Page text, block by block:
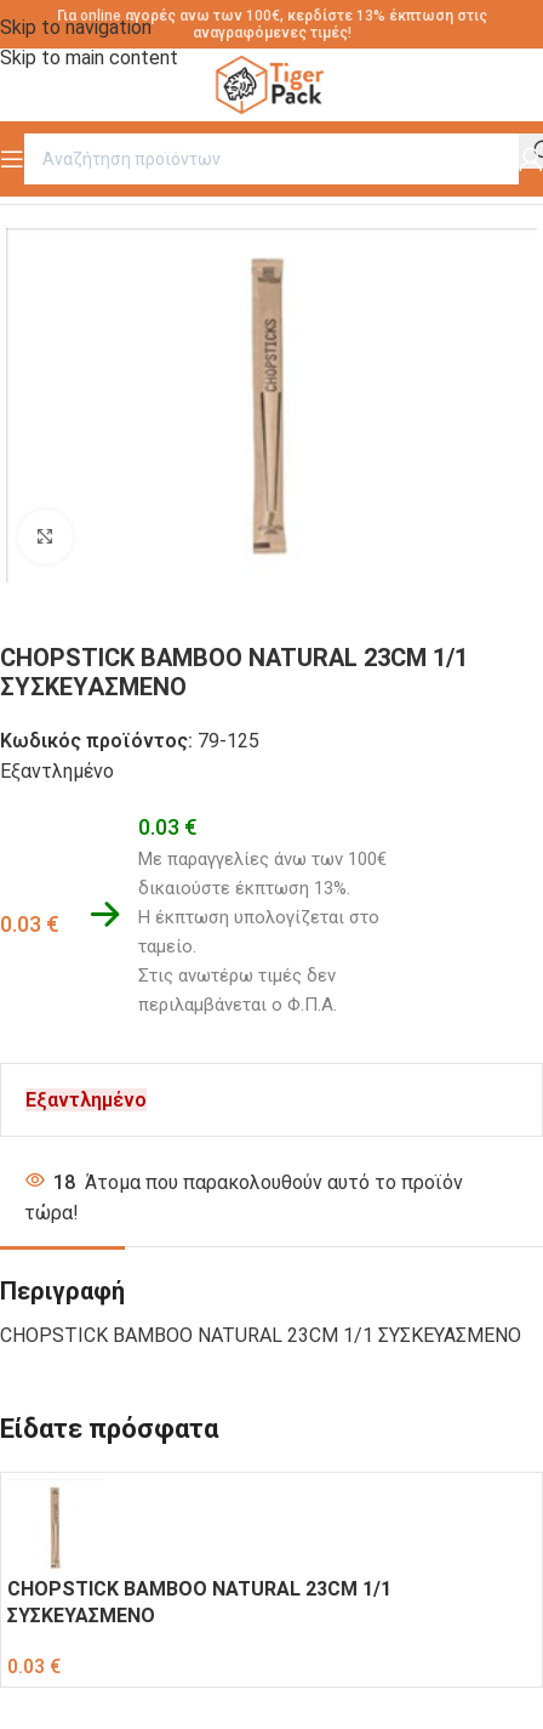
Skip to navigation
Skip to main content
Για online αγορές ανω των 100€, κερδίστε 13% έκπτωση στις
αναγραφόμενες τιμές!
Αρχική σελίδα / CHOPSTICKS
CHOPSTICK BAMBOO NATURAL 23CM 1/1
ΣΥΣΚΕΥΑΣΜΕΝΟ
Κωδικός προϊόντος: 79-125
Εξαντλημένο
0.03 €
0.03 €
Με παραγγελίες άνω των 100€
δικαιούστε έκπτωση 13%.
Η έκπτωση υπολογίζεται στο
ταμείο.
Στις ανωτέρω τιμές δεν
περιλαμβάνεται ο Φ.Π.Α.
Εξαντλημένο
18 Άτομα που παρακολουθούν αυτό το προϊόν
τώρα!
Περιγραφή
CHOPSTICK BAMBOO NATURAL 23CM 1/1 ΣΥΣΚΕΥΑΣΜΕΝΟ
Είδατε πρόσφατα
CHOPSTICK BAMBOO NATURAL 23CM 1/1
ΣΥΣΚΕΥΑΣΜΕΝΟ
0.03 €